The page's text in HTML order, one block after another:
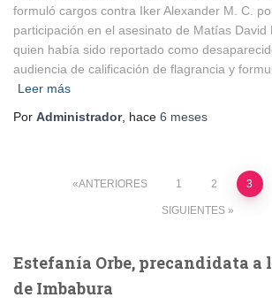
formuló cargos contra Iker Alexander M. C.
participación en el asesinato de Matías David
quien había sido reportado como
audiencia de calificación de flagrancia y
Leer más
Por Administrador, hace 6 meses
Paginación
entradas
ANTERIORES 1 2 3
SIGUIENTES
Estefanía Orbe, precandidata a
de Imbabura